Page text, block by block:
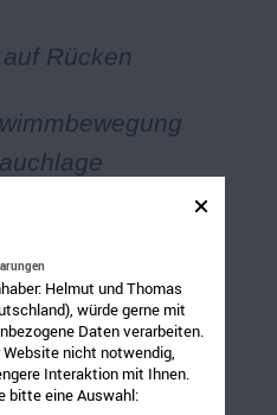
Rücken
sich zum Sitz
beim Baden
Helmut und Thomas
würde gerne mit
Daten verarbeiten.
nicht notwendig,
Interaktion mit Ihnen.
bitte eine Auswahl: